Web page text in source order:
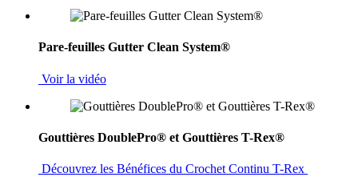
Pare-feuilles Gutter Clean System®
Voir la vidéo
Gouttières DoublePro® et Gouttières T-Rex®
Découvrez les Bénéfices du Crochet Continu T-Rex